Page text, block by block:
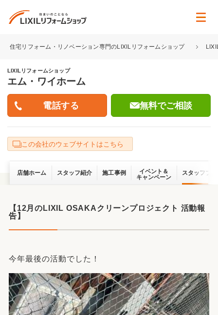
住宅リフォーム・リノベーション専門のLIXILリフォームショップ
LIXILリフォームショップ
エム・ワイホーム
無料でご相談
この会社のウェブサイトはこちら
店舗ホーム スタッフ紹介 施工事例
イベント＆
キャンペーン
スタッフブ
【12月のLIXIL OSAKAクリーンプロジェクト 活動報
告】
今年最後の活動でした！